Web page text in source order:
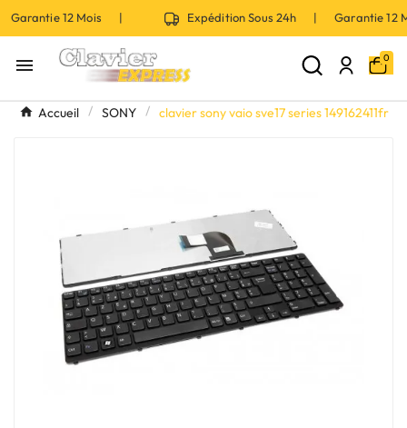
12 Mois | Expédition Sous 24h | Garantie
 0
Accueil SONY clavier sony vaio sve17 series 149162411fr